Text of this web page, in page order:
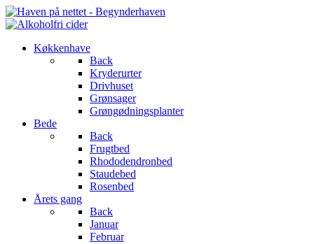
Køkkenhave
Back
Kryderurter
Drivhuset
Grønsager
Grøngødningsplanter
Bede
Back
Frugtbed
Rhododendronbed
Staudebed
Rosenbed
Årets gang
Back
Januar
Februar